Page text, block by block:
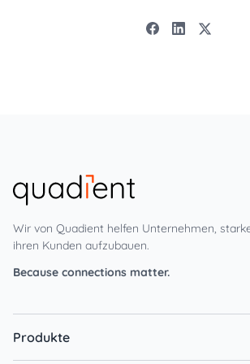
Wir von Quadient helfen Unternehmen,
ihren Kunden aufzubauen.
Because connections matter.
Produkte